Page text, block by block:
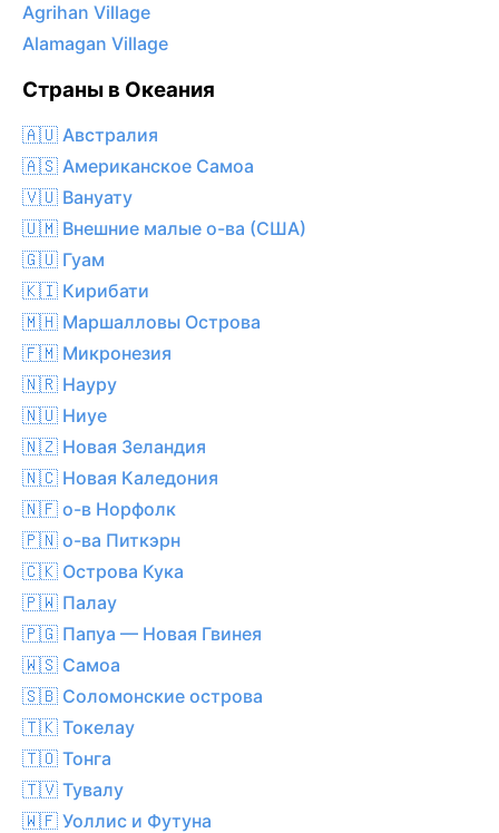
Agrihan Village
Alamagan Village
Страны в Океания
🇦🇺 Австралия
🇦🇸 Американское Самоа
🇻🇺 Вануату
🇺🇲 Внешние малые о-ва (США)
🇬🇺 Гуам
🇰🇮 Кирибати
🇲🇭 Маршалловы Острова
🇫🇲 Микронезия
🇳🇷 Науру
🇳🇺 Ниуе
🇳🇿 Новая Зеландия
🇳🇨 Новая Каледония
🇳🇫 о-в Норфолк
🇵🇳 о-ва Питкэрн
🇨🇰 Острова Кука
🇵🇼 Палау
🇵🇬 Папуа — Новая Гвинея
🇼🇸 Самоа
🇸🇧 Соломонские острова
🇹🇰 Токелау
🇹🇴 Тонга
🇹🇻 Тувалу
🇼🇫 Уоллис и Футуна